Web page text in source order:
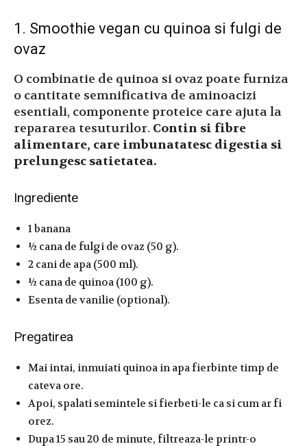
1. Smoothie vegan cu quinoa si fulgi de
ovaz
O combinatie de quinoa si ovaz poate furniza
o cantitate semnificativa de aminoacizi
esentiali, componente proteice care ajuta la
repararea tesuturilor. Contin si fibre
alimentare, care imbunatatesc digestia si
prelungesc satietatea.
Ingrediente
1 banana
½ cana de fulgi de ovaz (50 g).
2 cani de apa (500 ml).
½ cana de quinoa (100 g).
Esenta de vanilie (optional).
Pregatirea
Mai intai, inmuiati quinoa in apa fierbinte timp de
cateva ore.
Apoi, spalati semintele si fierbeti-le ca si cum ar fi
orez.
Dupa 15 sau 20 de minute, filtreaza-le printr-o